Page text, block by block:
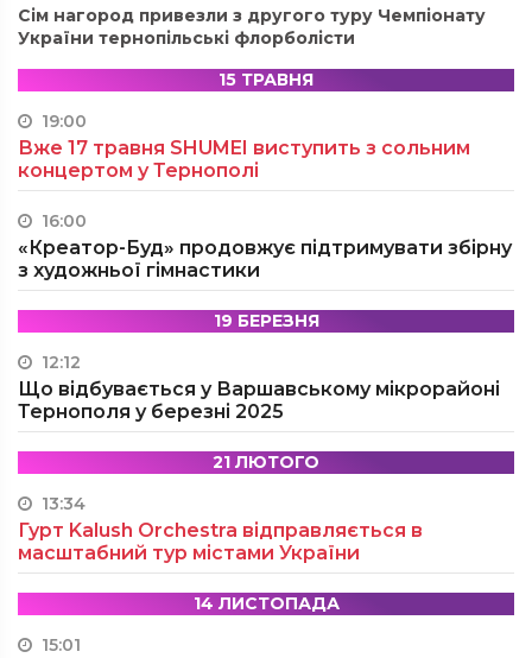
Сім нагород привезли з другого туру Чемпіонату
України тернопільські флорболісти
15 ТРАВНЯ
19:00
Вже 17 травня SHUMEI виступить з сольним
концертом у Тернополі
16:00
«Креатор-Буд» продовжує підтримувати збірну
з художньої гімнастики
19 БЕРЕЗНЯ
12:12
Що відбувається у Варшавському мікрорайоні
Тернополя у березні 2025
21 ЛЮТОГО
13:34
Гурт Kalush Orchestra відправляється в
масштабний тур містами України
14 ЛИСТОПАДА
15:01